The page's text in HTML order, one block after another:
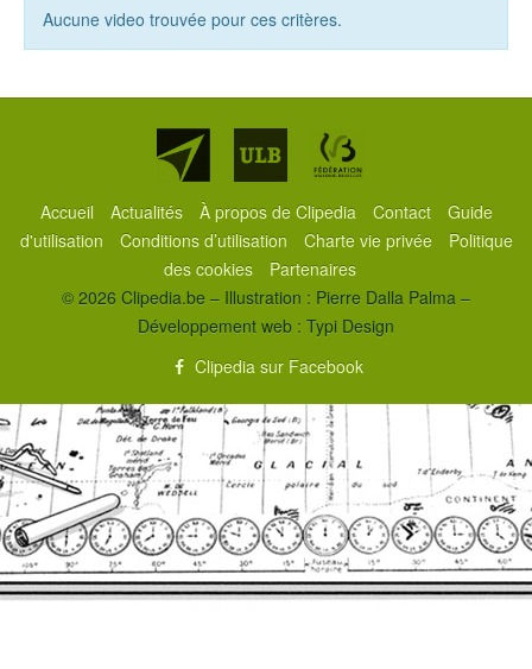
Aucune video trouvée pour ces critères.
Partenaires
Accueil Actualités À propos de Clipedia Contact
Guide
d'utilisation
Conditions d’utilisation Charte vie privée
Politique
des cookies
Partenaires
© 2026 Clipedia.be – Illustration : Pierre Dalla Palma –
Développement web : Typi Design
Clipedia sur Facebook